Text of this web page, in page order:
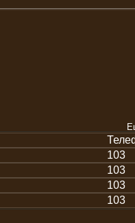
103
103
103
103